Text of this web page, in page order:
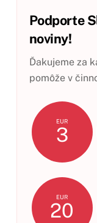
Podporte
noviny!
Ďakujeme za
pomôže v
EUR
3
EUR
20